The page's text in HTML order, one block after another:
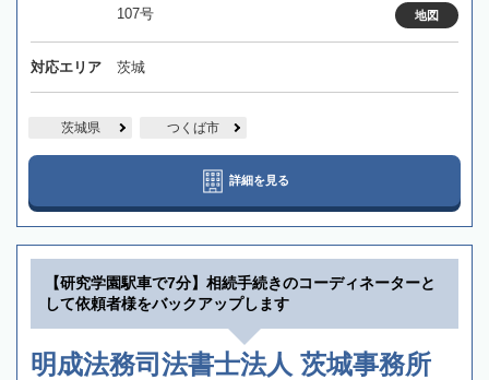
107号
地図
対応エリア 茨城
茨城県 つくば市
詳細を見る
【研究学園駅車で7分】相続手続きのコーディネーターと
して依頼者様をバックアップします
明成法務司法書士法人 茨城事務所